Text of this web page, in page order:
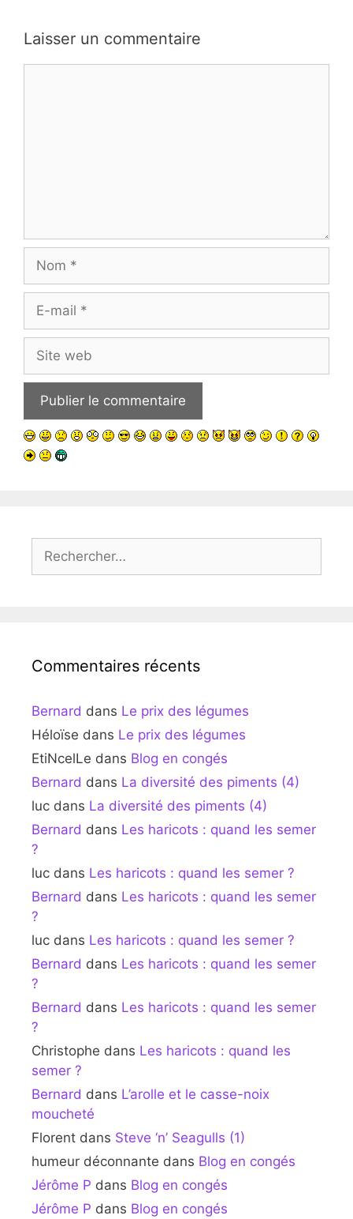
Laisser un commentaire
mail
web
Commentaires récents
Bernard dans Le prix des légumes
Héloïse dans Le prix des légumes
EtiNcelLe dans Blog en congés
Bernard dans La diversité des piments (4)
luc dans La diversité des piments (4)
Bernard dans Les haricots : quand les semer
?
luc dans Les haricots : quand les semer ?
Bernard dans Les haricots : quand les semer
?
luc dans Les haricots : quand les semer ?
Bernard dans Les haricots : quand les semer
?
Bernard dans Les haricots : quand les semer
?
Christophe dans Les haricots : quand les
semer ?
Bernard dans L’arolle et le casse-noix
moucheté
Florent dans Steve ‘n’ Seagulls (1)
humeur déconnante dans Blog en congés
Jérôme P dans Blog en congés
Jérôme P dans Blog en congés